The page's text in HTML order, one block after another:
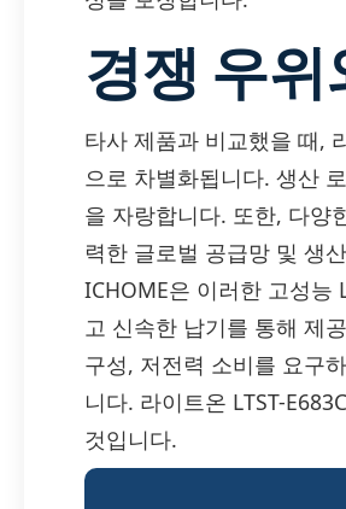
경쟁 우
타사 제품과 비교했을 때,
으로 차별화됩니다. 생산
을 자랑합니다. 또한, 다양
력한 글로벌 공급망 및 생
ICHOME은 이러한 고성능
고 신속한 납기를 통해 제
구성, 저전력 소비를 요구
니다. 라이트온 LTST-
것입니다.